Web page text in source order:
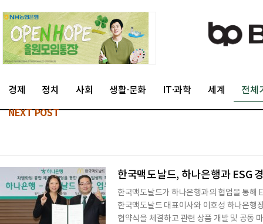
경제 정치 사회 생활·문화 IT·과학 세계 전체
NEXT POST
한국맥도날드, 하나은행과 ESG
한국맥도날드가 하나은행과의 협업을 통해
한국맥도날드 대표이사와 이호성 하나은행
협약식을 체결하고 관련 상품 개발 및 공동